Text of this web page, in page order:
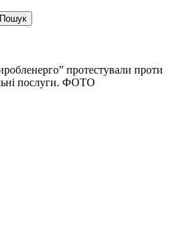
протестували проти
послуги. ФОТО